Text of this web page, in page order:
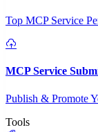
Top MCP Service
MCP Service
Publish & Promote
Tools